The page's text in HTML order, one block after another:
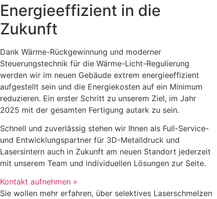
Energieeffizient in die
Zukunft
Dank Wärme-Rückgewinnung und moderner
Steuerungstechnik für die Wärme-Licht-Regulierung
werden wir im neuen Gebäude extrem energieeffizient
aufgestellt sein und die Energiekosten auf ein Minimum
reduzieren. Ein erster Schritt zu unserem Ziel, im Jahr
2025 mit der gesamten Fertigung autark zu sein.
Schnell und zuverlässig stehen wir Ihnen als Full-Service-
und Entwicklungspartner für 3D-Metalldruck und
Lasersintern auch in Zukunft am neuen Standort jederzeit
mit unserem Team und individuellen Lösungen zur Seite.
Kontakt aufnehmen »
Sie wollen mehr erfahren, über selektives Laserschmelzen